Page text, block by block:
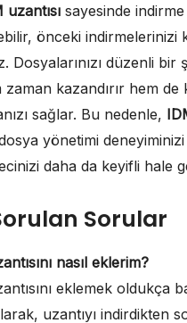
uzantısı sayesinde
önceki indirmelerinizi
Dosyalarınızı düzenli bir
kazandırır hem de
sağlar. Bu nedenle,
yönetimi
daha da keyifli hale
Sorular
nasıl eklerim?
eklemek oldukça
uzantıyı indirdikten